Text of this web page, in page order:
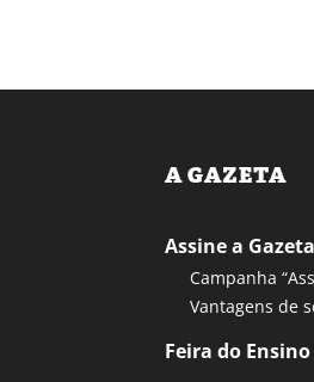
A GAZETA
Assine a Gazeta
Campanha
Vantagens de
Feira do